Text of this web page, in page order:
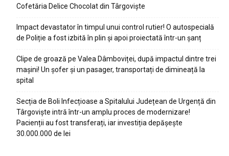
Cofetăria Delice Chocolat din Târgoviște
Impact devastator în timpul unui control rutier! O autospecială
de Poliție a fost izbită în plin și apoi proiectată într-un șanț
Clipe de groază pe Valea Dâmboviței, după impactul dintre trei
mașini! Un șofer și un pasager, transportați de dimineață la
spital
Secția de Boli Infecțioase a Spitalului Județean de Urgență din
Târgoviște intră într-un amplu proces de modernizare!
Pacienții au fost transferați, iar investiția depășește
30.000.000 de lei